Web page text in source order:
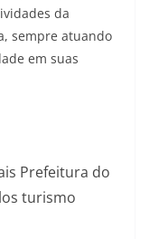
da
sempre atuando
em suas
Prefeitura do
turismo